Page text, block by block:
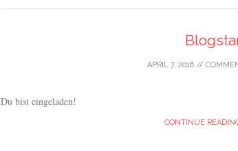
APRIL 7, 2016//
Du bist eingeladen!
CONTINUE